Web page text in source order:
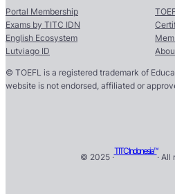
Portal Membership
Exams by TITC IDN
English Ecosystem
Lutviago ID
© TOEFL is a registered trademark of
website is not endorsed, affiliated or
© 2025 ·
TITC Indonesia™
· All